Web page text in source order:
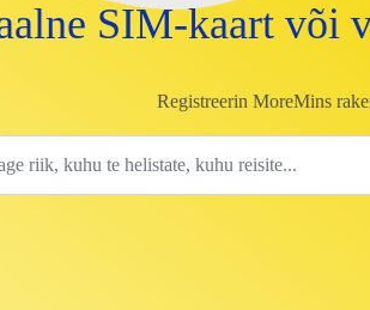
SIM-kaart või
Registreerin MoreMins